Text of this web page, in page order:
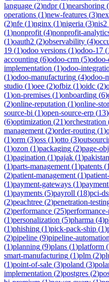
language (2)ndpr(1)nearshoring (
operations (1)new-features (3)
(2)nfe (1)nginx (1)nigeria (3)nis2
(1)nonprofit (4)nonprofit-
(1)oauth2 (2)observability (4)
19 (1)odoo versions (1)odoo-17 (
accounting (6)odoo-crm (5)
implementation (1)odoo-
(1)odoo-manufacturing (4)odoo-
studio (1)oee (2)ofbiz (1)oidc (2)
(1)on-premises (1)onboarding (6)
(2)online-reputation (1)online-
source-bi (1)open-source-erp (13)
(6)optimization (21)orchestration
management (2)order-routing (1)
(1)orm (3)oss (1)otto (3)
(1)ozon (1)packaging (2)page-
(1)pagination (1)pajak (1)pakistan
(1)parts-management (1)patents (1
(2)patient-management (1)
(1)payment-gateways (1)
(1)payments (5)payroll (18)pci-
(2)peachtree (2)penetration-
(2)performance (25)
(1)personalization (5)pharma (4)
(1)phishing (1)pick-pack-ship (1)
(2)pipeline (9)pipeline-automation
(1)planning (9)plans (1)platform (
smart-manufacturing (1)plm (2)
(1)point-of-sale (3)poland (3)
implementation (2)postgres (2)